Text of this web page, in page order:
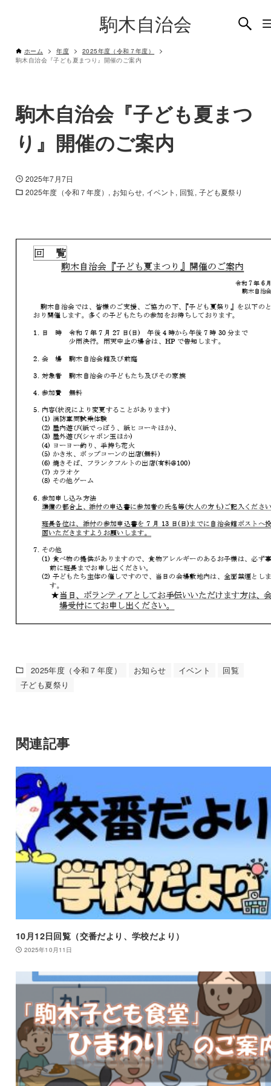
駒木自治会
ホーム 年度
2025年度（令和７年度）
駒木自治会『子ども夏まつり』開催のご案内
駒木自治会『子ども夏まつ
り』開催のご案内
2025年7月7日
2025年度（令和７年度）
お知らせ イベント 回覧 子ども夏祭り
2025年度（令和７年度） お知らせ イベント
回覧
子ども夏祭り
関連記事
10月12日回覧（交番だより、学校だより）
2025年10月11日